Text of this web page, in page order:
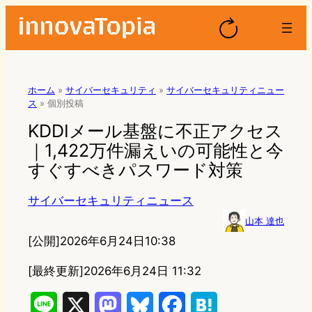
ホーム » サイバーセキュリティ » サイバーセキュリティニュー
ス » 個別投稿
KDDIメール基盤に不正アクセス
｜1,422万件漏えいの可能性と今
すぐすべきパスワード対策
サイバーセキュリティニュース
山本 達也
[公開]2026年6月24日10:38
[最終更新]2026年6月24日 11:32